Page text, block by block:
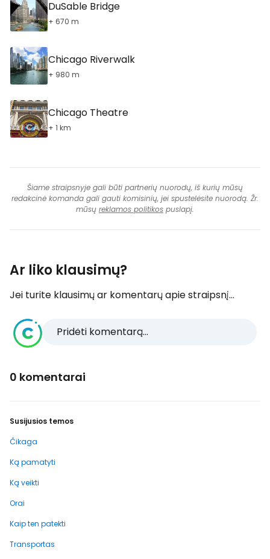
DuSable Bridge
+ 670 m
Chicago Riverwalk
+ 980 m
Chicago Theatre
+ 1 km
Šiame straipsnyje gali būti partnerių nuorodų, iš kurių mūsų
redakcinė komanda gali gauti komisinių, jei spustelėsite nuorodą. Žr.
mūsų reklamos politikos puslapį.
Ar liko klausimų?
Jei turite klausimų ar komentarų apie straipsnį...
Pridėti komentarą...
0 komentarai
Susijusios temos
Čikaga
Ką pamatyti
Ką veikti
Orai
Kaip ten patekti
Transportas